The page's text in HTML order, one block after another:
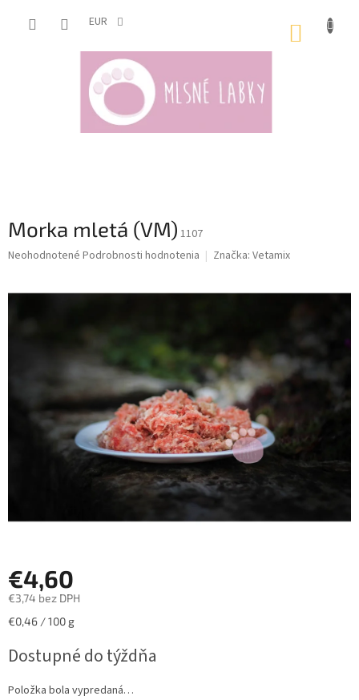
EUR
Morka mletá (VM) 1107
Priemerné
Neohodnotené Podrobnosti hodnotenia Značka: Vetamix
€4,60
€3,74 bez DPH
Jednotková
€0,46 / 100 g
Dostupné do týždňa
Položka bola vypredaná…